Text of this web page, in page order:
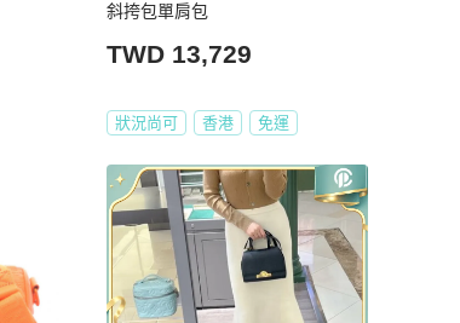
斜挎包單肩包
TWD 13,729
狀況尚可 香港 免運